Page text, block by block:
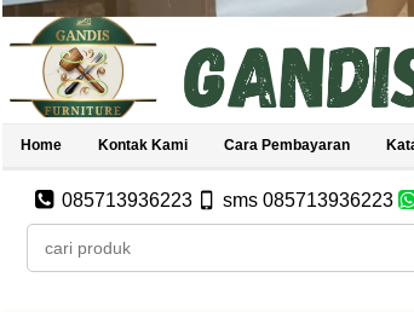
Home Kontak Kami Cara Pembayaran
085713936223 sms 085713936223